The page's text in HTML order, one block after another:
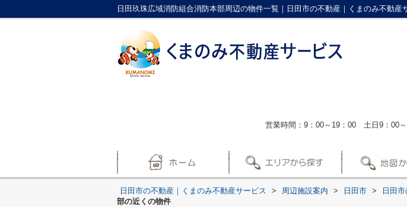
日田玖珠広域消防組合消防本部周辺の物件一覧｜日田市の不動産｜くまのみ不動産
営業時間：9：00～19：00 土日9：00
日田市の不動産｜くまのみ不動産サービス > 周辺施設案内 > 日田市 > 日田
部の近くの物件